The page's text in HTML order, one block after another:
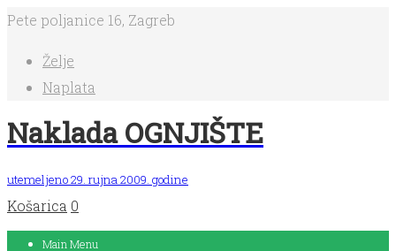
Pete poljanice 16, Zagreb
Želje
Naplata
Naklada OGNJIŠTE
utemeljeno 29. rujna 2009. godine
Košarica 0
Main Menu